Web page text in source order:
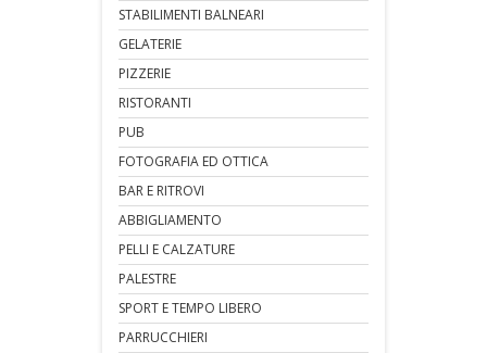
STABILIMENTI BALNEARI
GELATERIE
PIZZERIE
RISTORANTI
PUB
FOTOGRAFIA ED OTTICA
BAR E RITROVI
ABBIGLIAMENTO
PELLI E CALZATURE
PALESTRE
SPORT E TEMPO LIBERO
PARRUCCHIERI